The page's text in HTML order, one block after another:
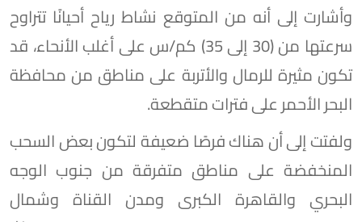
وأشارت إلى أنه من المتوقع نشاط رياح أحيانًا تتراوح
سرعتها من (30 إلى 35) كم/س على أغلب الأنحاء، قد
تكون مثيرة للرمال والأتربة على مناطق من محافظة
البحر الأحمر على فترات متقطعة.
ولفتت إلى أن هناك فرصًا ضعيفة لتكون بعض السحب
المنخفضة على مناطق متفرقة من جنوب الوجه
البحري والقاهرة الكبرى ومدن القناة وشمال